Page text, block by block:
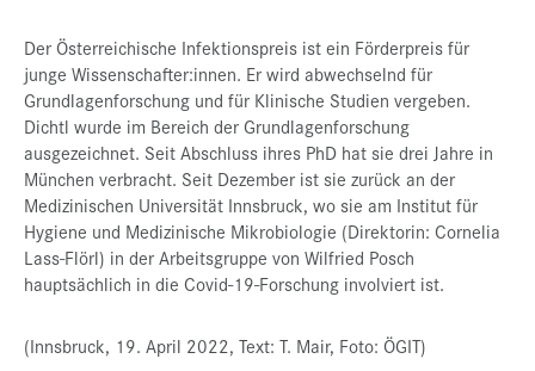
Der Österreichische Infektionspreis ist ein Förderpreis für
junge Wissenschafter:innen. Er wird abwechselnd für
Grundlagenforschung und für Klinische Studien vergeben.
Dichtl wurde im Bereich der Grundlagenforschung
ausgezeichnet. Seit Abschluss ihres PhD hat sie drei Jahre in
München verbracht. Seit Dezember ist sie zurück an der
Medizinischen Universität Innsbruck, wo sie am Institut für
Hygiene und Medizinische Mikrobiologie (Direktorin: Cornelia
Lass-Flörl) in der Arbeitsgruppe von Wilfried Posch
hauptsächlich in die Covid-19-Forschung involviert ist.
(Innsbruck, 19. April 2022, Text: T. Mair, Foto: ÖGIT)